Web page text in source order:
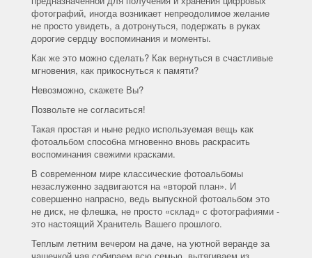
фотографий, иногда возникает непреодолимое желание
не просто увидеть, а дотронуться, подержать в руках
дорогие сердцу воспоминания и моменты.
Как же это можно сделать? Как вернуться в счастливые
мгновения, как прикоснуться к памяти?
Невозможно, скажете Вы?
Позвольте не согласиться!
Такая простая и ныне редко используемая вещь как
фотоальбом способна мгновенно вновь раскрасить
воспоминания свежими красками.
В современном мире классические фотоальбомы
незаслуженно задвигаются на «второй план». И
совершенно напрасно, ведь выпускной фотоальбом это
не диск, не флешка, не просто «склад» с фотографиями -
это настоящий Хранитель Вашего прошлого.
Теплым летним вечером на даче, на уютной веранде за
чашечкой чая собираем всю семью, вытягиваем из